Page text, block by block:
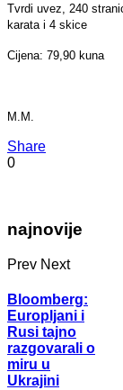
Tvrdi uvez, 240
karata i 4 skice
Cijena: 79,90 kuna
M.M.
Share
0
najnovije
Prev Next
Bloomberg:
Europljani i
Rusi tajno
razgovarali o
miru u
Ukrajini